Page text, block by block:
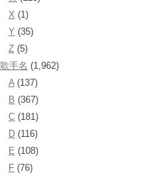
X (1)
Y (35)
Z (5)
歌手名 (1,962)
A (137)
B (367)
C (181)
D (116)
E (108)
F (76)